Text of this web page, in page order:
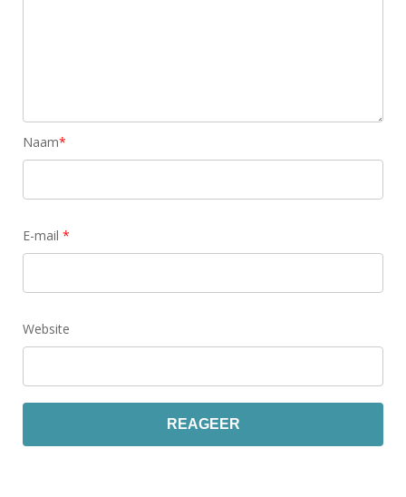
Naam*
E-mail *
Website